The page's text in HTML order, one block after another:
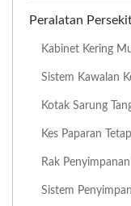
Peralatan
Kabinet Kering
Sistem Kawalan
Kotak Sarung
Kes Paparan
Rak
Sistem